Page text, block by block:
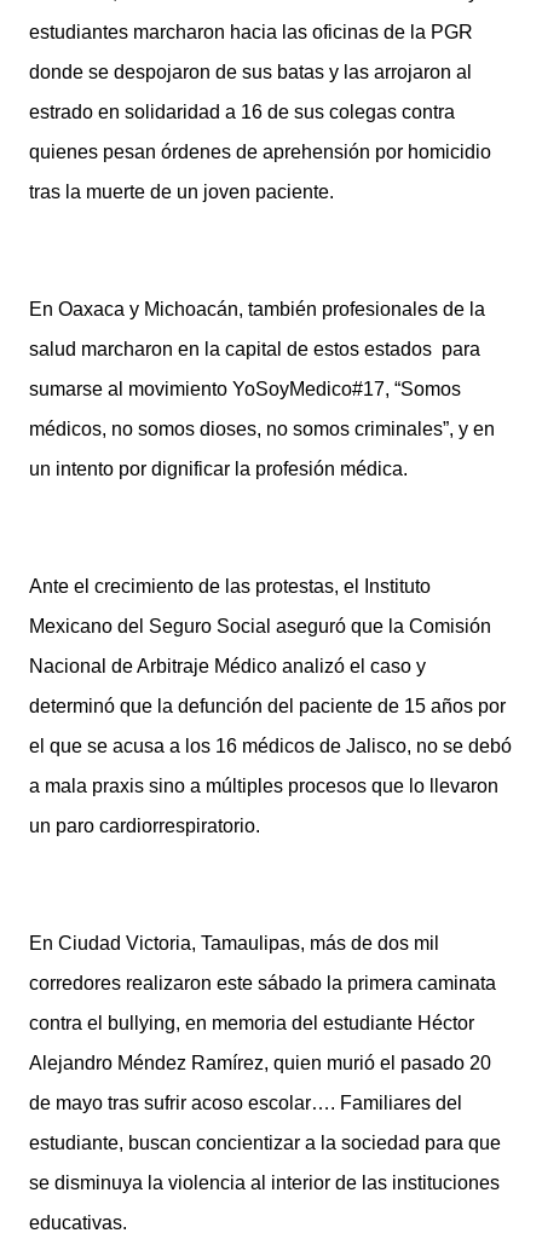
estudiantes marcharon hacia las oficinas de la PGR
donde se despojaron de sus batas y las arrojaron al
estrado en solidaridad a 16 de sus colegas contra
quienes pesan órdenes de aprehensión por homicidio
tras la muerte de un joven paciente.
En Oaxaca y Michoacán, también profesionales de la
salud marcharon en la capital de estos estados para
sumarse al movimiento YoSoyMedico#17, “Somos
médicos, no somos dioses, no somos criminales”, y en
un intento por dignificar la profesión médica.
Ante el crecimiento de las protestas, el Instituto
Mexicano del Seguro Social aseguró que la Comisión
Nacional de Arbitraje Médico analizó el caso y
determinó que la defunción del paciente de 15 años por
el que se acusa a los 16 médicos de Jalisco, no se debó
a mala praxis sino a múltiples procesos que lo llevaron
un paro cardiorrespiratorio.
En Ciudad Victoria, Tamaulipas, más de dos mil
corredores realizaron este sábado la primera caminata
contra el bullying, en memoria del estudiante Héctor
Alejandro Méndez Ramírez, quien murió el pasado 20
de mayo tras sufrir acoso escolar…. Familiares del
estudiante, buscan concientizar a la sociedad para que
se disminuya la violencia al interior de las instituciones
educativas.